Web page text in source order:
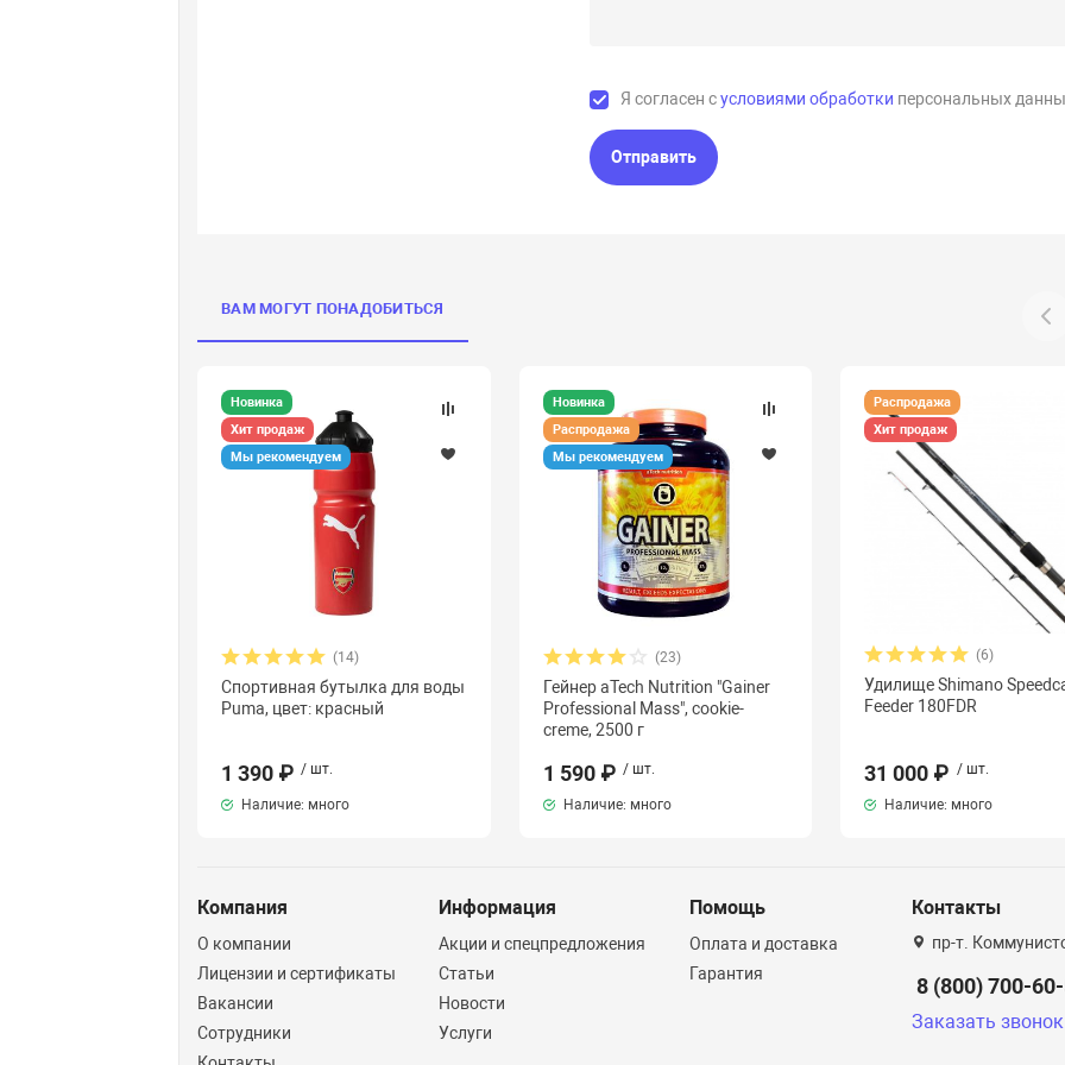
Я согласен сусловиями обработки персональных
Отправить
ВАМ МОГУТ ПОНАДОБИТЬСЯ
Новинка
Хит продаж
Мы рекомендуем
(14)
Спортивная бутылка для воды
Puma, цвет: красный
1 390 ₽ / шт.
Наличие: много
Новинка
Распродажа
Мы рекомендуем
(23)
Гейнер aTech Nutrition "Gainer
Professional Mass", cookie-
creme, 2500 г
1 590 ₽ / шт.
Наличие: много
Распродажа
Хит продаж
(6)
Удилище Shimano
Feeder 180FDR
31 000 ₽ / шт.
Наличие: много
Компания
О компании
Лицензии и сертификаты
Вакансии
Сотрудники
Информация
Акции и спецпредложения
Статьи
Новости
Услуги
Помощь
Оплата и доставка
Гарантия
Контакты
пр-т.
8 (800) 700-
Заказать звонок